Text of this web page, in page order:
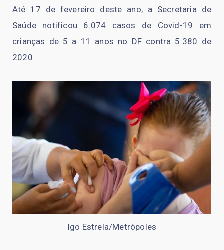
Até 17 de fevereiro deste ano, a Secretaria de
Saúde notificou 6.074 casos de Covid-19 em
crianças de 5 a 11 anos no DF contra 5.380 de
2020
Igo Estrela/Metrópoles